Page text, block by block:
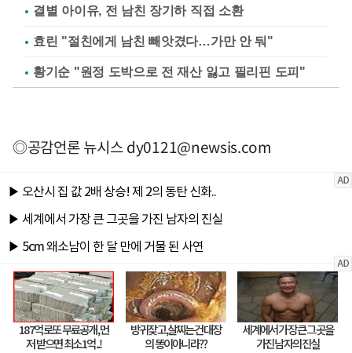
결별 아이유, 전 남친 장기하 직접 소환
효린 "절친에게 남친 빼앗겼다…가만 안 둬"
황기순 "원정 도박으로 전 재산 잃고 필리핀 도피"
◎공감언론 뉴시스dy0121@newsis.com